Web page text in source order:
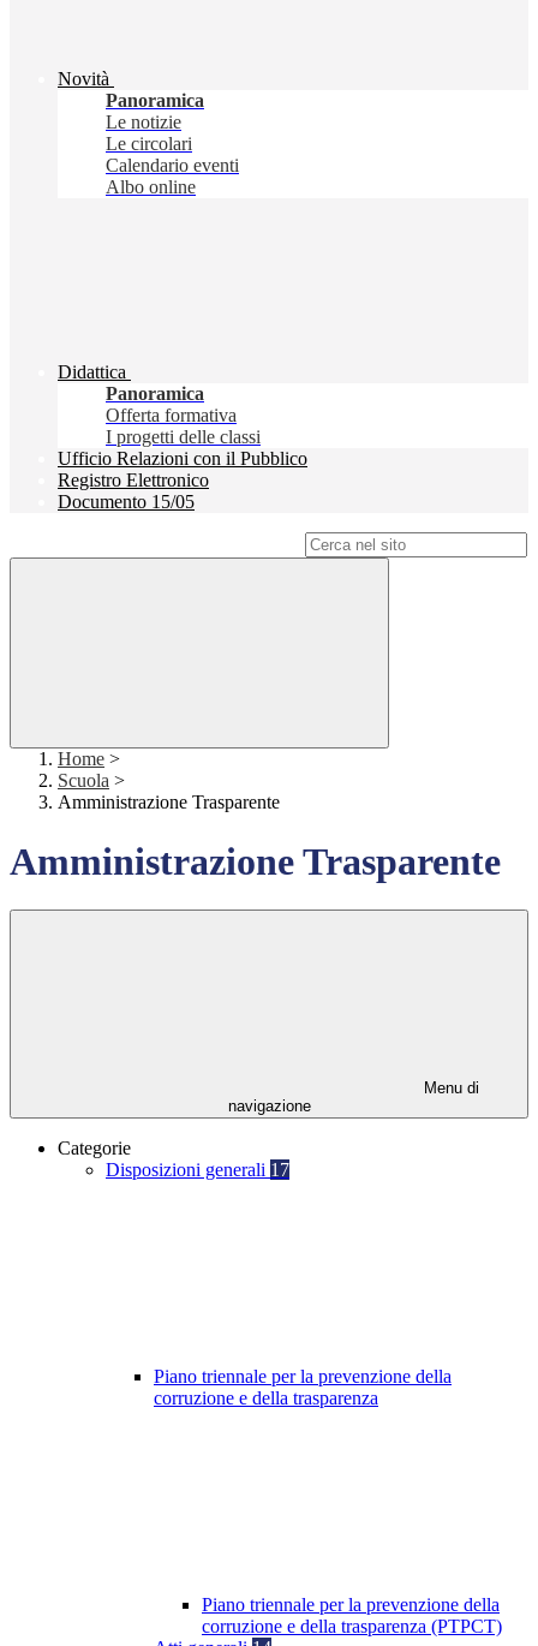
Novità
Panoramica
Le notizie
Le circolari
Calendario eventi
Albo online
Didattica
Panoramica
Offerta formativa
I progetti delle classi
Ufficio Relazioni con il Pubblico
Registro Elettronico
Documento 15/05
Home >
Scuola >
Amministrazione Trasparente
Amministrazione Trasparente
Menu di
navigazione
Categorie
Disposizioni generali 17
Piano triennale per la prevenzione della
corruzione e della trasparenza
Piano triennale per la prevenzione della
corruzione e della trasparenza (PTPCT)